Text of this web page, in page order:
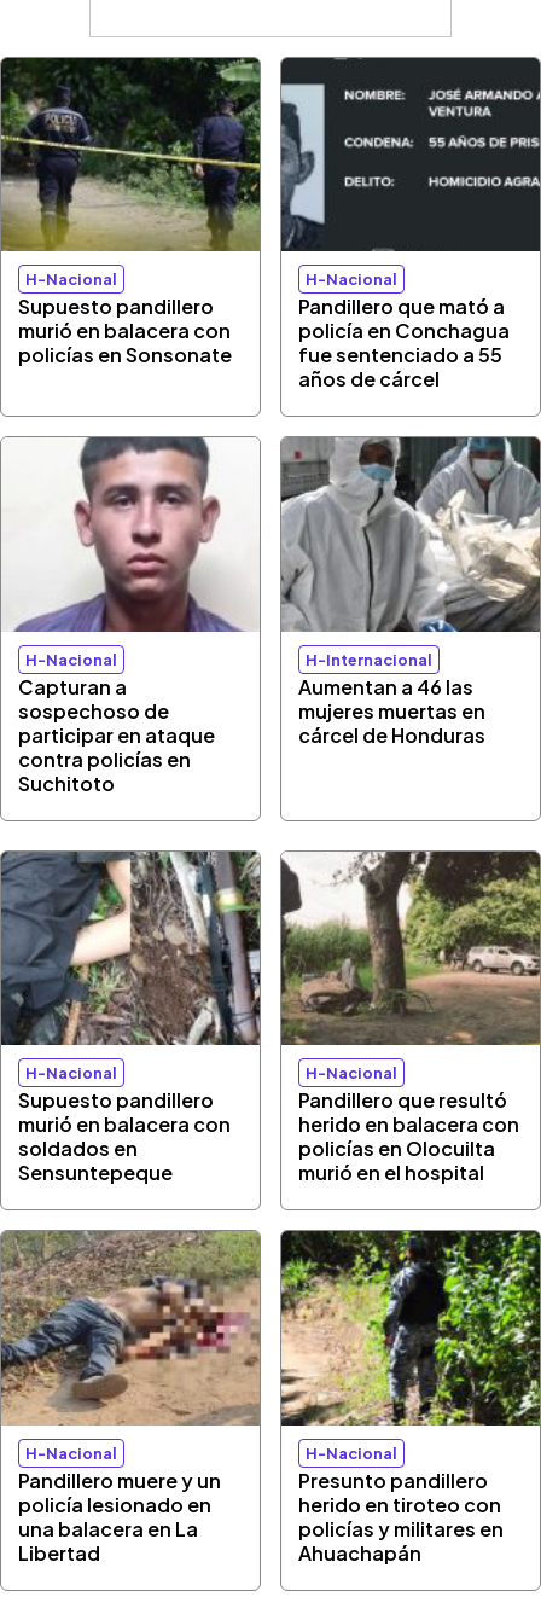
H-Nacional
Supuesto pandillero
murió en balacera con
policías en Sonsonate
H-Nacional
Pandillero que mató a
policía en Conchagua
fue sentenciado a 55
años de cárcel
H-Nacional
Capturan a
sospechoso de
participar en ataque
contra policías en
Suchitoto
H-Internacional
Aumentan a 46 las
mujeres muertas en
cárcel de Honduras
H-Nacional
Supuesto pandillero
murió en balacera con
soldados en
Sensuntepeque
H-Nacional
Pandillero que resultó
herido en balacera con
policías en Olocuilta
murió en el hospital
H-Nacional
Pandillero muere y un
policía lesionado en
una balacera en La
Libertad
H-Nacional
Presunto pandillero
herido en tiroteo con
policías y militares en
Ahuachapán